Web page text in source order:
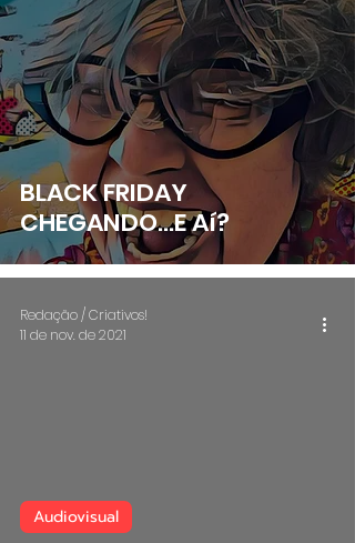
BLACK FRIDAY
CHEGANDO...E Aí?
Audiovisual
Redação / Criativos!
11 de nov. de 2021